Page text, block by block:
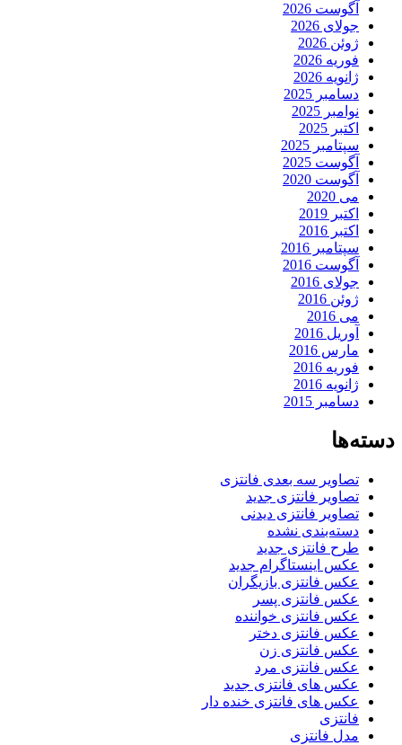
آگوست 2026
جولای 2026
ژوئن 2026
فوریه 2026
ژانویه 2026
دسامبر 2025
نوامبر 2025
اکتبر 2025
سپتامبر 2025
آگوست 2025
آگوست 2020
می 2020
اکتبر 2019
اکتبر 2016
سپتامبر 2016
آگوست 2016
جولای 2016
ژوئن 2016
می 2016
آوریل 2016
مارس 2016
فوریه 2016
ژانویه 2016
دسامبر 2015
دسته‌ها
تصاویر سه بعدی فانتزی
تصاویر فانتزی جدید
تصاویر فانتزی دیدنی
دسته‌بندی نشده
طرح فانتزی جدید
عکس اینستاگرام جدید
عکس فانتزی بازیگران
عکس فانتزی پسر
عکس فانتزی خواننده
عکس فانتزی دختر
عکس فانتزی زن
عکس فانتزی مرد
عکس های فانتزی جدید
عکس های فانتزی خنده دار
فانتزی
مدل فانتزی